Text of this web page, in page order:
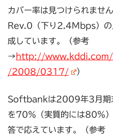
カバー率は見つけられませ
Rev.0（下り2.4Mbps）
成しています。（参考
→ http://
/2008/0317/
）
Softbankは2009年3月期
を70％（実質的には80％
答で応えています。（参考